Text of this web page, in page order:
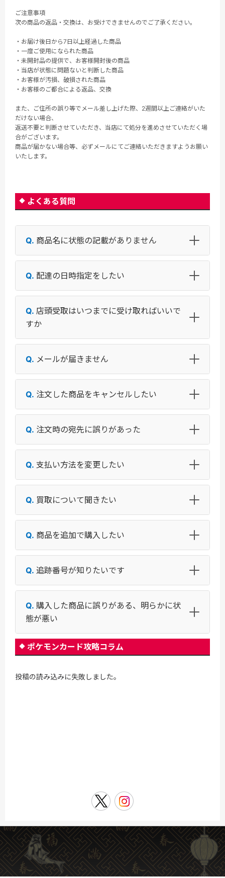
ご注意事項
次の商品の返品・交換は、お受けできませんのでご了承ください。
・お届け後日から7日以上経過した商品
・一度ご使用になられた商品
・未開封品の提供で、お客様開封後の商品
・当店が状態に問題ないと判断した商品
・お客様が汚損、破損された商品
・お客様のご都合による返品、交換
また、ご住所の誤り等でメール差し上げた際、2週間以上ご連絡がいた
だけない場合、
返送不要と判断させていただき、当店にて処分を進めさせていただく場
合がございます。
商品が届かない場合等、必ずメールにてご連絡いただきますようお願い
いたします。
よくある質問
商品名に状態の記載がありません
配達の日時指定をしたい
店頭受取はいつまでに受け取ればいいで
すか
メールが届きません
注文した商品をキャンセルしたい
注文時の宛先に誤りがあった
支払い方法を変更したい
買取について聞きたい
商品を追加で購入したい
追跡番号が知りたいです
購入した商品に誤りがある、明らかに状
態が悪い
ポケモンカード攻略コラム
投稿の読み込みに失敗しました。